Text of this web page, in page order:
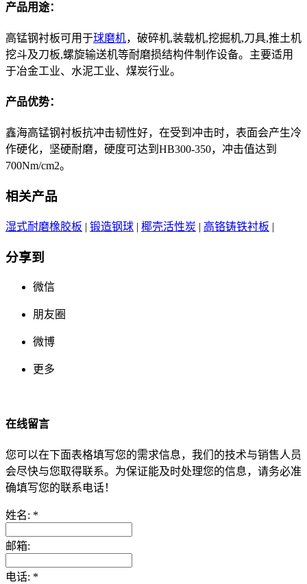
产品用途：
高锰钢衬板可用于球磨机，破碎机,装载机,挖掘机,刀具,推土机
挖斗及刀板,螺旋输送机等耐磨损结构件制作设备。主要适用
于冶金工业、水泥工业、煤炭行业。
产品优势：
鑫海高锰钢衬板抗冲击韧性好，在受到冲击时，表面会产生冷
作硬化，坚硬耐磨，硬度可达到HB300-350，冲击值达到
700Nm/cm2。
相关产品
湿式耐磨橡胶板 | 锻造钢球 | 椰壳活性炭 | 高铬铸铁衬板 |
分享到
微信
朋友圈
微博
更多
在线留言
您可以在下面表格填写您的需求信息，我们的技术与销售人员
会尽快与您取得联系。为保证能及时处理您的信息，请务必准
确填写您的联系电话！
姓名: *
邮箱:
电话: *